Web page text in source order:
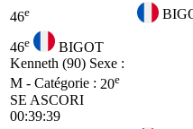
46e
46e
BIGOT
Kenneth (90) Sexe :
M - Catégorie : 20e
SE ASCORI
00:39:39